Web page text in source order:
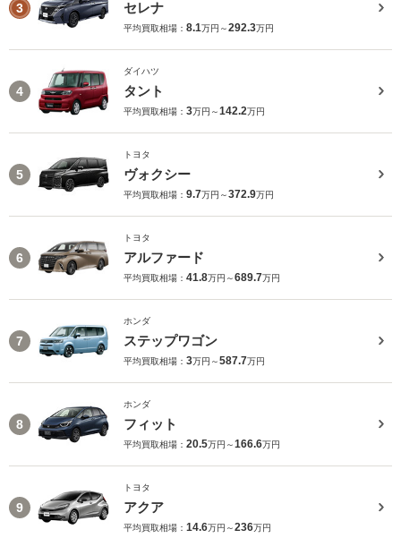
3 セレナ
平均買取相場： 8.1万円～292.3万円
4
ダイハツ
タント
平均買取相場： 3万円～142.2万円
5
トヨタ
ヴォクシー
平均買取相場： 9.7万円～372.9万円
6
トヨタ
アルファード
平均買取相場： 41.8万円～689.7万円
7
ホンダ
ステップワゴン
平均買取相場： 3万円～587.7万円
8
ホンダ
フィット
平均買取相場： 20.5万円～166.6万円
9
トヨタ
アクア
平均買取相場： 14.6万円～236万円